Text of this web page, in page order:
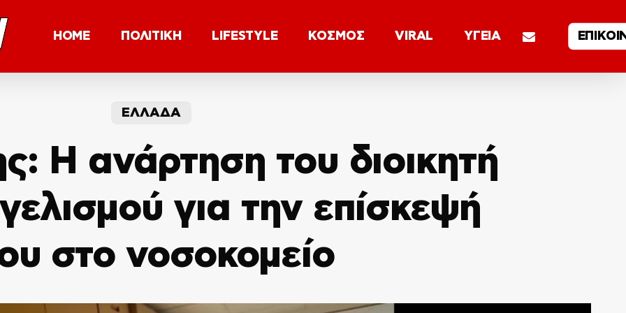
HOME ΠΟΛΙΤΙΚΗ LIFESTYLE ΚΟΣΜΟΣ VIRAL ΥΓΕΙΑ email
ΕΛΛΑΔΑ
Η ανάρτηση του διοικητή
για την επίσκεψή
στο νοσοκομείο